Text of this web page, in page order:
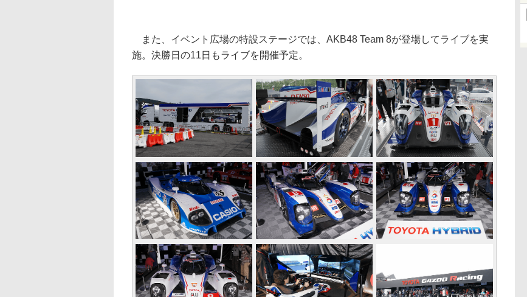
また、イベント広場の特設ステージでは、AKB48 Team 8が登場してライブを実
施。決勝日の11日もライブを開催予定。